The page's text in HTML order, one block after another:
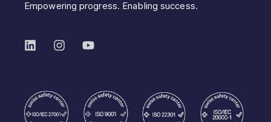
Empowering progress. Enabling success.